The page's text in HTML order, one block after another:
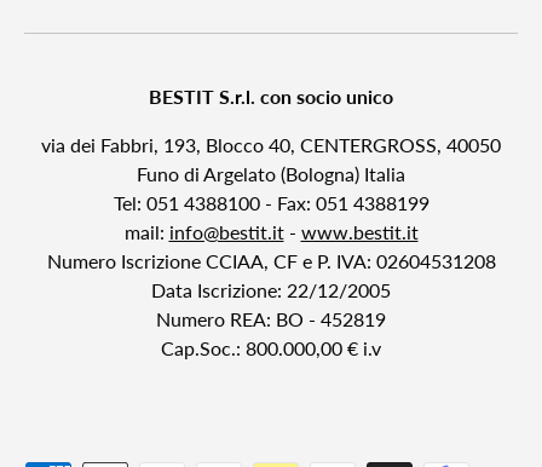
BESTIT S.r.l. con socio unico
via dei Fabbri, 193, Blocco 40, CENTERGROSS, 40050
Funo di Argelato (Bologna) Italia
Tel: 051 4388100 - Fax: 051 4388199
mail: info@bestit.it- www.bestit.it
Numero Iscrizione CCIAA, CF e P. IVA: 02604531208
Data Iscrizione: 22/12/2005
Numero REA: BO - 452819
Cap.Soc.: 800.000,00 € i.v